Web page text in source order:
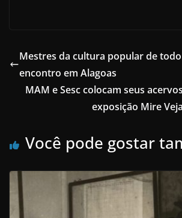
Mestres da cultura popular de
encontro em Alagoas
MAM e Sesc colocam seus
exposição Mire
Você pode gostar